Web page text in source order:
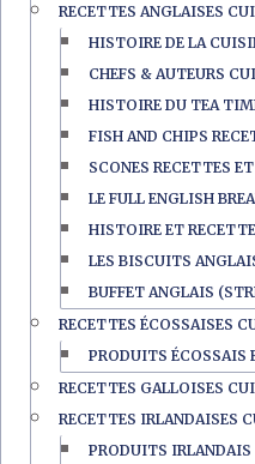
RECETTES ANGLAISES
HISTOIRE DE LA
CHEFS & AUTEURS
HISTOIRE DU TEA
FISH AND CHIPS
SCONES RECETTES
LE FULL ENGLISH
HISTOIRE ET
LES BISCUITS
BUFFET ANGLAIS
RECETTES ÉCOSSAISES
PRODUITS ÉCOSSAIS
RECETTES GALLOISES
RECETTES IRLANDAISES
PRODUITS IRLANDAIS